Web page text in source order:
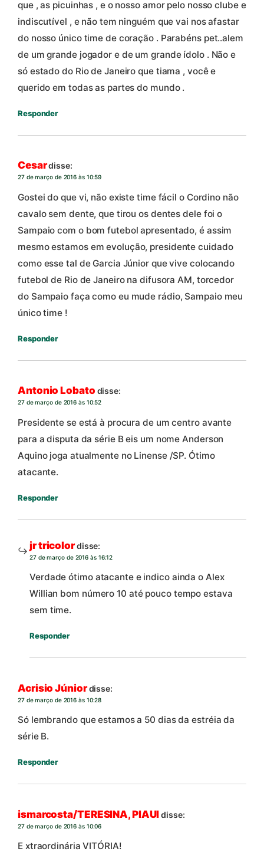
que , as picuinhas , e o nosso amor pelo nosso clube e
indiscutível , e não tem ninguém que vai nos afastar
do nosso único time de coração . Parabéns pet..alem
de um grande jogador e de um grande ídolo . Não e
só estado do Rio de Janeiro que tiama , você e
querido em todas as partes do mundo .
Responder
Cesardisse:
27 de março de 2016 às 10:59
Gostei do que vi, não existe time fácil o Cordino não
cavalo sem dente, que tirou os dentes dele foi o
Sampaio com o bom futebol apresentado, é assim
mesmo estamos em evolução, presidente cuidado
como esse tal de Garcia Júnior que vive colocando
futebol de Rio de Janeiro na difusora AM, torcedor
do Sampaio faça como eu mude rádio, Sampaio meu
único time !
Responder
Antonio Lobato disse:
27 de março de 2016 às 10:52
Presidente se está à procura de um centro avante
para a disputa da série B eis um nome Anderson
Aquino joga atualmente no Linense /SP. Ótimo
atacante.
Responder
jr tricolordisse:
27 de março de 2016 às 16:12
Verdade ótimo atacante e indico ainda o Alex
Willian bom número 10 até pouco tempo estava
sem time.
Responder
Acrisio Júniordisse:
27 de março de 2016 às 10:28
Só lembrando que estamos a 50 dias da estréia da
série B.
Responder
ismarcosta/TERESINA, PIAUIdisse:
27 de março de 2016 às 10:06
E xtraordinária VITÓRIA!